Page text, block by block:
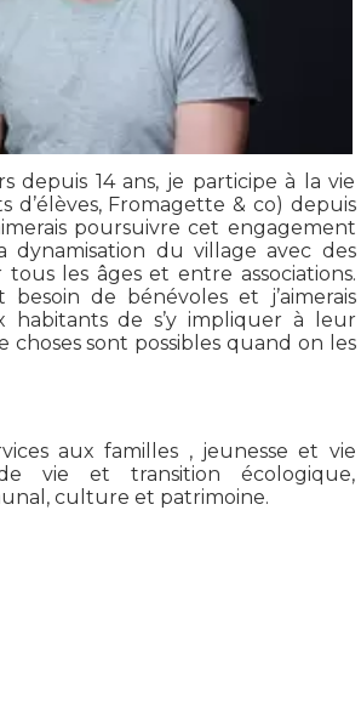
depuis 14 ans, je participe à la vie
d’élèves, Fromagette & co) depuis
poursuivre cet engagement
du village avec des
les âges et entre associations.
besoin de bénévoles et j’aimerais
habitants de s’y impliquer à leur
sont possibles quand on les
aux familles , jeunesse et vie
vie et transition écologique,
culture et patrimoine.